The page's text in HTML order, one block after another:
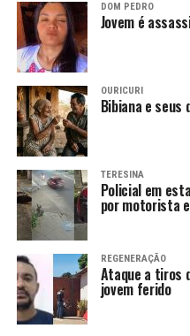
DOM PEDRO
Jovem é
OURICURI
Bibiana e seus
TERESINA
Policial em
por motorista
REGENERAÇÃO
Ataque a tiros
jovem ferido